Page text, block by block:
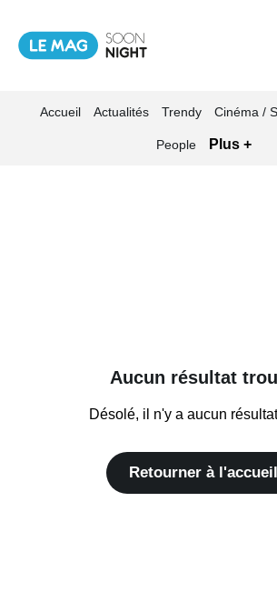
Accueil Actualités Trendy Cinéma /
People Plus +
Aucun résultat
Désolé, il n'y a aucun
Retourner à l'accueil